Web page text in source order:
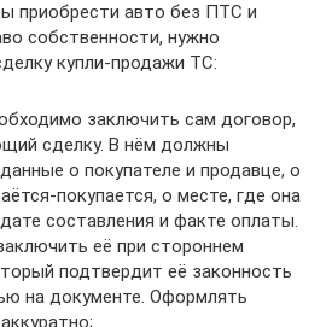
приобрести авто без ПТС и
собственности, нужно
купли-продажи ТС:
заключить сам договор,
сделку. В нём должны
о покупателе и продавце, о
покупается, о месте, где она
составления и факте оплаты.
её при стороннем
подтвердит её законность
на документе. Оформлять